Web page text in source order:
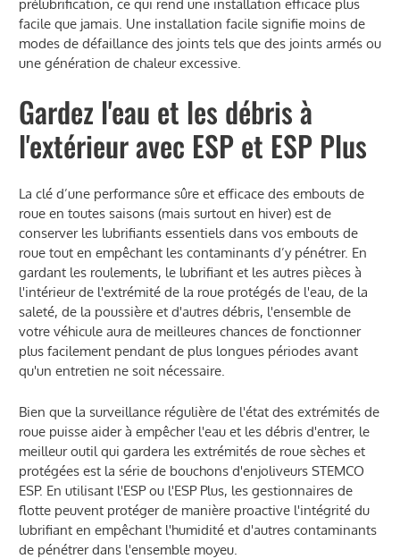
prélubrification, ce qui rend une installation efficace plus
facile que jamais. Une installation facile signifie moins de
modes de défaillance des joints tels que des joints armés ou
une génération de chaleur excessive.
Gardez l'eau et les débris à
l'extérieur avec ESP et ESP Plus
La clé d’une performance sûre et efficace des embouts de
roue en toutes saisons (mais surtout en hiver) est de
conserver les lubrifiants essentiels dans vos embouts de
roue tout en empêchant les contaminants d’y pénétrer. En
gardant les roulements, le lubrifiant et les autres pièces à
l'intérieur de l'extrémité de la roue protégés de l'eau, de la
saleté, de la poussière et d'autres débris, l'ensemble de
votre véhicule aura de meilleures chances de fonctionner
plus facilement pendant de plus longues périodes avant
qu'un entretien ne soit nécessaire.
Bien que la surveillance régulière de l'état des extrémités de
roue puisse aider à empêcher l'eau et les débris d'entrer, le
meilleur outil qui gardera les extrémités de roue sèches et
protégées est la série de bouchons d'enjoliveurs STEMCO
ESP. En utilisant l'ESP ou l'ESP Plus, les gestionnaires de
flotte peuvent protéger de manière proactive l'intégrité du
lubrifiant en empêchant l'humidité et d'autres contaminants
de pénétrer dans l'ensemble moyeu.